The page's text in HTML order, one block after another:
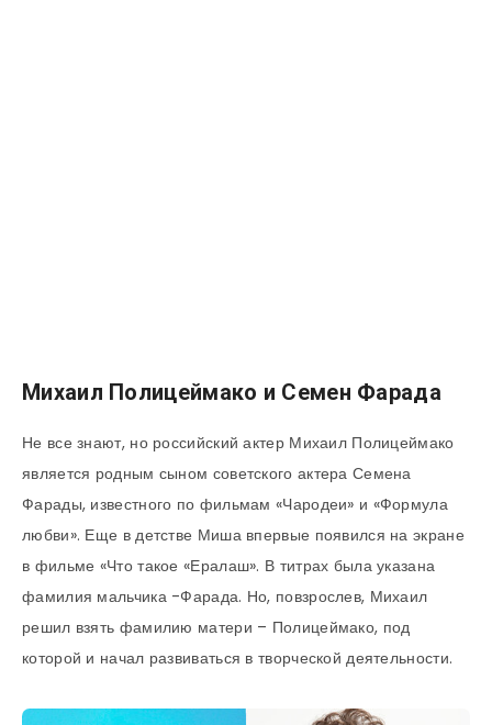
Михаил Полицеймако и Семен Фарада
Не все знают, но российский актер Михаил Полицеймако
является родным сыном советского актера Семена
Фарады, известного по фильмам «Чародеи» и «Формула
любви». Еще в детстве Миша впервые появился на экране
в фильме «Что такое «Ералаш». В титрах была указана
фамилия мальчика -Фарада. Но, повзрослев, Михаил
решил взять фамилию матери – Полицеймако, под
которой и начал развиваться в творческой деятельности.